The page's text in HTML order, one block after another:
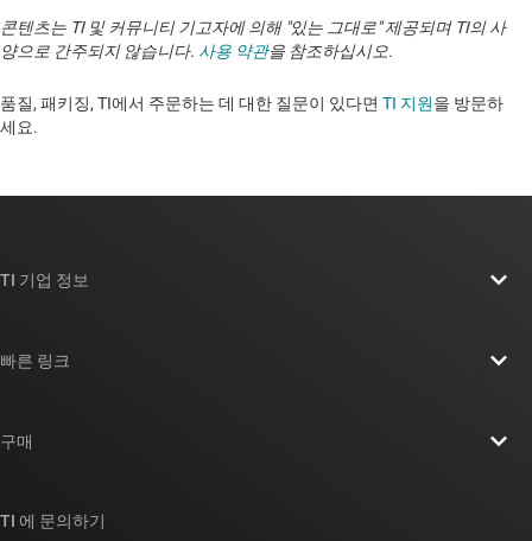
콘텐츠는 TI 및 커뮤니티 기고자에 의해 "있는 그대로" 제공되며 TI의 사
양으로 간주되지 않습니다. 사용 약관을 참조하십시오.
품질, 패키징, TI에서 주문하는 데 대한 질문이 있다면 TI 지원을 방문하
세요. ​​​​​​​​​​​​​​
TI 기업 정보
빠른 링크
대체품 검색
구매
TI 에 문의하기